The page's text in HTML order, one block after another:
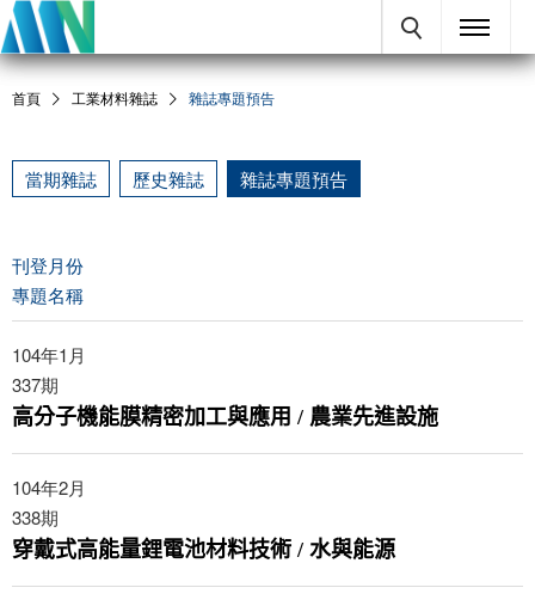
首頁 工業材料雜誌 雜誌專題預告
當期雜誌 歷史雜誌 雜誌專題預告
刊登月份
專題名稱
104年1月
337期
高分子機能膜精密加工與應用 / 農業先進設施
104年2月
338期
穿戴式高能量鋰電池材料技術 / 水與能源